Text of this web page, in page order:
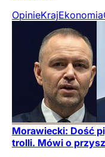
OpinieKrajEkonomia
Morawiecki: Dość
trolli. Mówi o